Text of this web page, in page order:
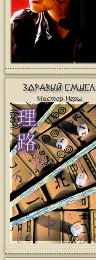
Здравый Смысл
Мастер Игры